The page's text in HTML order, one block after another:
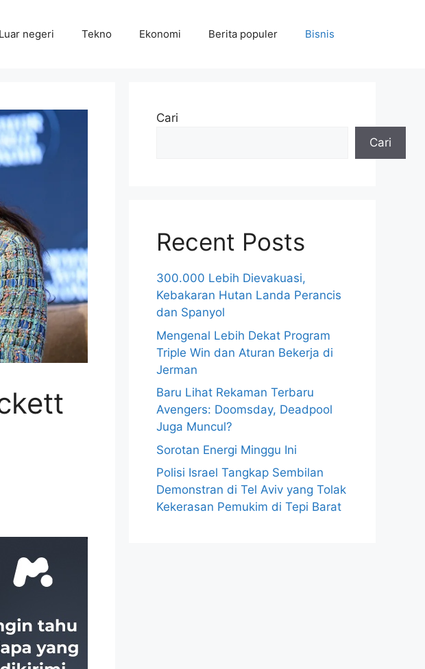
Luar negeri Tekno Ekonomi Berita populer Bisnis
Cari
Cari
Recent Posts
300.000 Lebih Dievakuasi,
Kebakaran Hutan Landa Perancis
dan Spanyol
Mengenal Lebih Dekat Program
Triple Win dan Aturan Bekerja di
Jerman
Baru Lihat Rekaman Terbaru
Avengers: Doomsday, Deadpool
Juga Muncul?
Sorotan Energi Minggu Ini
Polisi Israel Tangkap Sembilan
Demonstran di Tel Aviv yang Tolak
Kekerasan Pemukim di Tepi Barat